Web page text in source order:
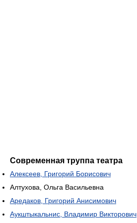
Современная труппа театра
Алексеев, Григорий Борисович
Алтухова, Ольга Васильевна
Аредаков, Григорий Анисимович
Аукштыкальнис, Владимир Викторович